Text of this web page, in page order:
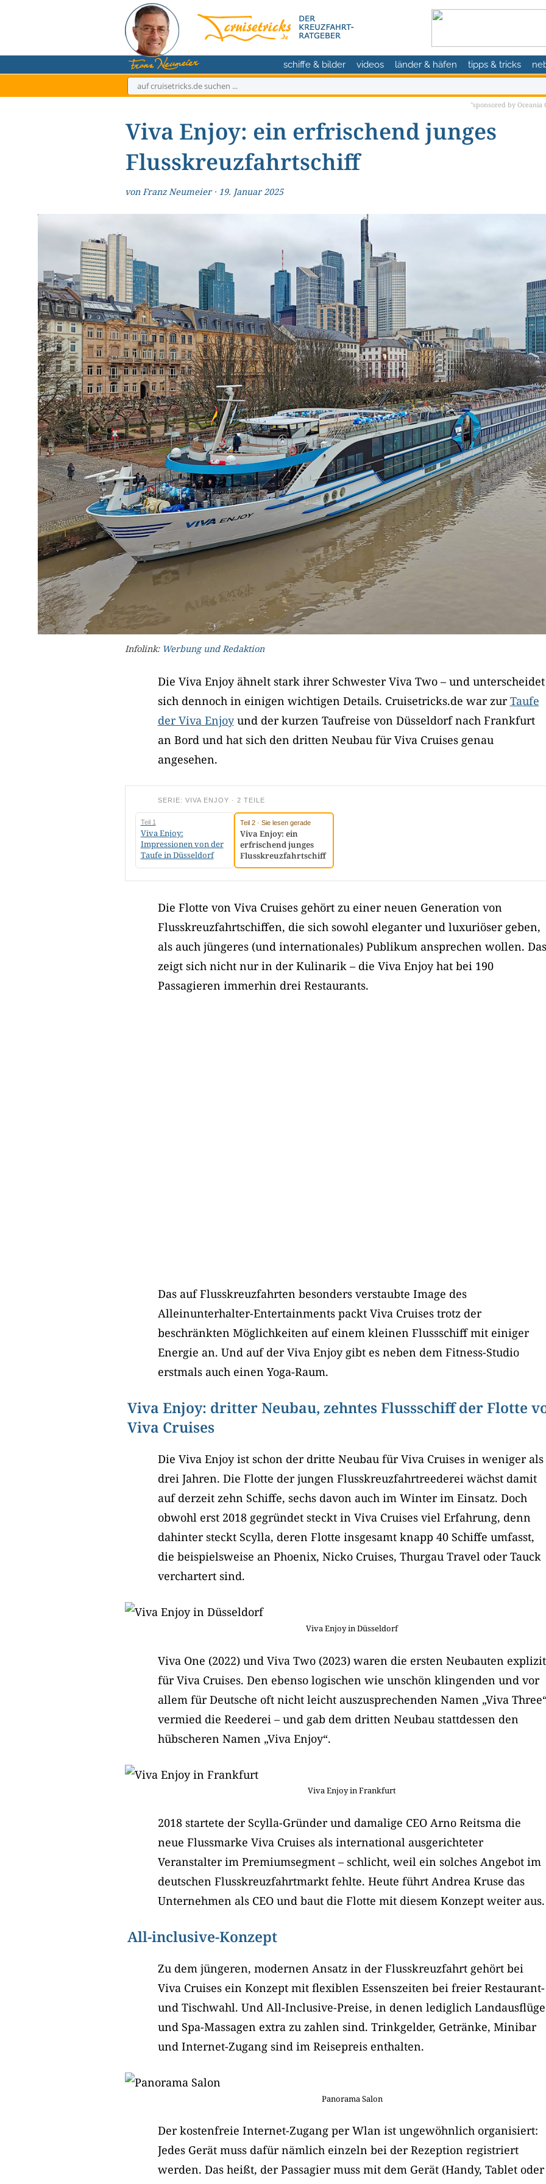
schiffe & bilder videos länder & häfen tipps & tricks
"sponsored by Oceania
Viva Enjoy: ein erfrischend junges
Flusskreuzfahrtschiff
von Franz Neumeier· 19. Januar 2025
Infolink: Werbung und Redaktion
Die Viva Enjoy ähnelt stark ihrer Schwester Viva Two – und unterscheidet
sich dennoch in einigen wichtigen Details. Cruisetricks.de war zurTaufe
der Viva Enjoyund der kurzen Taufreise von Düsseldorf nach Frankfurt
an Bord und hat sich den dritten Neubau für Viva Cruises genau
angesehen.
SERIE: VIVA ENJOY · 2 TEILE
Teil 1
Viva Enjoy:
Impressionen von der
Taufe in Düsseldorf
Teil 2 · Sie lesen gerade
Viva Enjoy: ein
erfrischend junges
Flusskreuzfahrtschiff
Die Flotte von Viva Cruises gehört zu einer neuen Generation von
Flusskreuzfahrtschiffen, die sich sowohl eleganter und luxuriöser geben,
als auch jüngeres (und internationales) Publikum ansprechen wollen. Das
zeigt sich nicht nur in der Kulinarik – die Viva Enjoy hat bei 190
Passagieren immerhin drei Restaurants.
Das auf Flusskreuzfahrten besonders verstaubte Image des
Alleinunterhalter-Entertainments packt Viva Cruises trotz der
beschränkten Möglichkeiten auf einem kleinen Flussschiff mit einiger
Energie an. Und auf der Viva Enjoy gibt es neben dem Fitness-Studio
erstmals auch einen Yoga-Raum.
Viva Enjoy: dritter Neubau, zehntes Flussschiff der Flotte
Viva Cruises
Die Viva Enjoy ist schon der dritte Neubau für Viva Cruises in weniger als
drei Jahren. Die Flotte der jungen Flusskreuzfahrtreederei wächst damit
auf derzeit zehn Schiffe, sechs davon auch im Winter im Einsatz. Doch
obwohl erst 2018 gegründet steckt in Viva Cruises viel Erfahrung, denn
dahinter steckt Scylla, deren Flotte insgesamt knapp 40 Schiffe umfasst,
die beispielsweise an Phoenix, Nicko Cruises, Thurgau Travel oder Tauck
verchartert sind.
Viva Enjoy in Düsseldorf
Viva One (2022) und Viva Two (2023) waren die ersten Neubauten explizit
für Viva Cruises. Den ebenso logischen wie unschön klingenden und vor
allem für Deutsche oft nicht leicht auszusprechenden Namen „Viva
vermied die Reederei – und gab dem dritten Neubau stattdessen den
hübscheren Namen „Viva Enjoy“.
Viva Enjoy in Frankfurt
2018 startete der Scylla-Gründer und damalige CEO Arno Reitsma die
neue Flussmarke Viva Cruises als international ausgerichteter
Veranstalter im Premiumsegment – schlicht, weil ein solches Angebot im
deutschen Flusskreuzfahrtmarkt fehlte. Heute führt Andrea Kruse das
Unternehmen als CEO und baut die Flotte mit diesem Konzept weiter aus.
All-inclusive-Konzept
Zu dem jüngeren, modernen Ansatz in der Flusskreuzfahrt gehört bei
Viva Cruises ein Konzept mit flexiblen Essenszeiten bei freier Restaurant-
und Tischwahl. Und All-Inclusive-Preise, in denen lediglich Landausflüge
und Spa-Massagen extra zu zahlen sind. Trinkgelder, Getränke, Minibar
und Internet-Zugang sind im Reisepreis enthalten.
Panorama Salon
Der kostenfreie Internet-Zugang per Wlan ist ungewöhnlich organisiert:
Jedes Gerät muss dafür nämlich einzeln bei der Rezeption registriert
werden. Das heißt, der Passagier muss mit dem Gerät (Handy, Tablet oder
"Transparent und ehrlich"